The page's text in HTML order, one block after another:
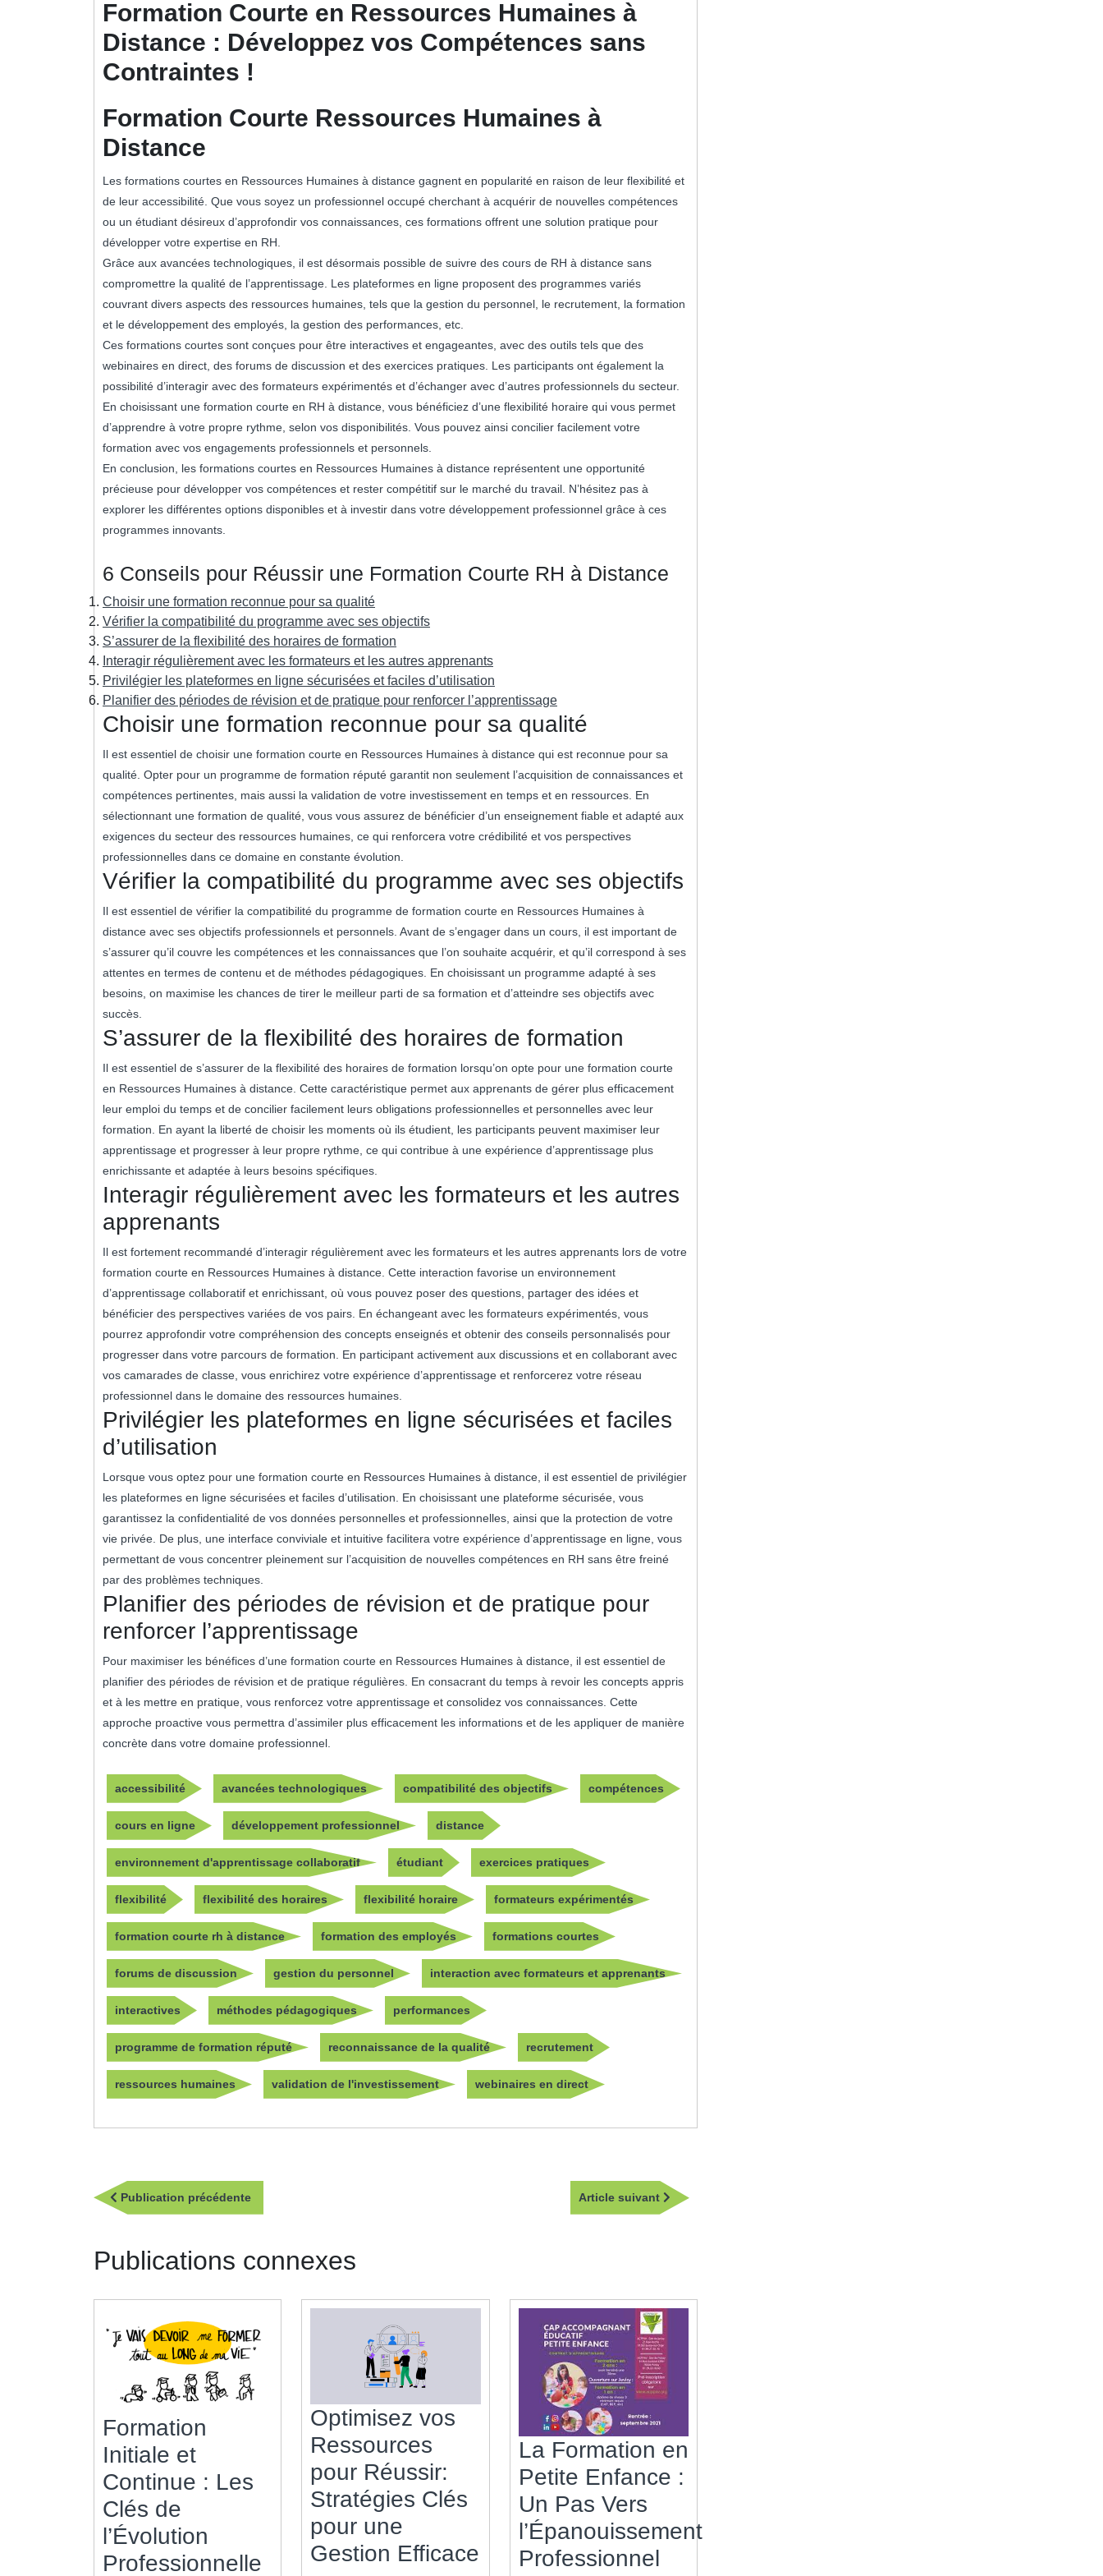
Formation Courte en Ressources Humaines à
Distance : Développez vos Compétences sans
Contraintes !
Formation Courte Ressources Humaines à
Distance
Les formations courtes en Ressources Humaines à distance gagnent en popularité en raison de leur flexibilité et
de leur accessibilité. Que vous soyez un professionnel occupé cherchant à acquérir de nouvelles compétences
ou un étudiant désireux d’approfondir vos connaissances, ces formations offrent une solution pratique pour
développer votre expertise en RH.
Grâce aux avancées technologiques, il est désormais possible de suivre des cours de RH à distance sans
compromettre la qualité de l’apprentissage. Les plateformes en ligne proposent des programmes variés
couvrant divers aspects des ressources humaines, tels que la gestion du personnel, le recrutement, la formation
et le développement des employés, la gestion des performances, etc.
Ces formations courtes sont conçues pour être interactives et engageantes, avec des outils tels que des
webinaires en direct, des forums de discussion et des exercices pratiques. Les participants ont également la
possibilité d’interagir avec des formateurs expérimentés et d’échanger avec d’autres professionnels du secteur.
En choisissant une formation courte en RH à distance, vous bénéficiez d’une flexibilité horaire qui vous permet
d’apprendre à votre propre rythme, selon vos disponibilités. Vous pouvez ainsi concilier facilement votre
formation avec vos engagements professionnels et personnels.
En conclusion, les formations courtes en Ressources Humaines à distance représentent une opportunité
précieuse pour développer vos compétences et rester compétitif sur le marché du travail. N’hésitez pas à
explorer les différentes options disponibles et à investir dans votre développement professionnel grâce à ces
programmes innovants.
6 Conseils pour Réussir une Formation Courte RH à Distance
Choisir une formation reconnue pour sa qualité
Vérifier la compatibilité du programme avec ses objectifs
S’assurer de la flexibilité des horaires de formation
Interagir régulièrement avec les formateurs et les autres apprenants
Privilégier les plateformes en ligne sécurisées et faciles d’utilisation
Planifier des périodes de révision et de pratique pour renforcer l’apprentissage
Choisir une formation reconnue pour sa qualité
Il est essentiel de choisir une formation courte en Ressources Humaines à distance qui est reconnue pour sa
qualité. Opter pour un programme de formation réputé garantit non seulement l’acquisition de connaissances et
compétences pertinentes, mais aussi la validation de votre investissement en temps et en ressources. En
sélectionnant une formation de qualité, vous vous assurez de bénéficier d’un enseignement fiable et adapté aux
exigences du secteur des ressources humaines, ce qui renforcera votre crédibilité et vos perspectives
professionnelles dans ce domaine en constante évolution.
Vérifier la compatibilité du programme avec ses objectifs
Il est essentiel de vérifier la compatibilité du programme de formation courte en Ressources Humaines à
distance avec ses objectifs professionnels et personnels. Avant de s’engager dans un cours, il est important de
s’assurer qu’il couvre les compétences et les connaissances que l’on souhaite acquérir, et qu’il correspond à ses
attentes en termes de contenu et de méthodes pédagogiques. En choisissant un programme adapté à ses
besoins, on maximise les chances de tirer le meilleur parti de sa formation et d’atteindre ses objectifs avec
succès.
S’assurer de la flexibilité des horaires de formation
Il est essentiel de s’assurer de la flexibilité des horaires de formation lorsqu’on opte pour une formation courte
en Ressources Humaines à distance. Cette caractéristique permet aux apprenants de gérer plus efficacement
leur emploi du temps et de concilier facilement leurs obligations professionnelles et personnelles avec leur
formation. En ayant la liberté de choisir les moments où ils étudient, les participants peuvent maximiser leur
apprentissage et progresser à leur propre rythme, ce qui contribue à une expérience d’apprentissage plus
enrichissante et adaptée à leurs besoins spécifiques.
Interagir régulièrement avec les formateurs et les autres
apprenants
Il est fortement recommandé d’interagir régulièrement avec les formateurs et les autres apprenants lors de votre
formation courte en Ressources Humaines à distance. Cette interaction favorise un environnement
d’apprentissage collaboratif et enrichissant, où vous pouvez poser des questions, partager des idées et
bénéficier des perspectives variées de vos pairs. En échangeant avec les formateurs expérimentés, vous
pourrez approfondir votre compréhension des concepts enseignés et obtenir des conseils personnalisés pour
progresser dans votre parcours de formation. En participant activement aux discussions et en collaborant avec
vos camarades de classe, vous enrichirez votre expérience d’apprentissage et renforcerez votre réseau
professionnel dans le domaine des ressources humaines.
Privilégier les plateformes en ligne sécurisées et faciles
d’utilisation
Lorsque vous optez pour une formation courte en Ressources Humaines à distance, il est essentiel de privilégier
les plateformes en ligne sécurisées et faciles d’utilisation. En choisissant une plateforme sécurisée, vous
garantissez la confidentialité de vos données personnelles et professionnelles, ainsi que la protection de votre
vie privée. De plus, une interface conviviale et intuitive facilitera votre expérience d’apprentissage en ligne, vous
permettant de vous concentrer pleinement sur l’acquisition de nouvelles compétences en RH sans être freiné
par des problèmes techniques.
Planifier des périodes de révision et de pratique pour
renforcer l’apprentissage
Pour maximiser les bénéfices d’une formation courte en Ressources Humaines à distance, il est essentiel de
planifier des périodes de révision et de pratique régulières. En consacrant du temps à revoir les concepts appris
et à les mettre en pratique, vous renforcez votre apprentissage et consolidez vos connaissances. Cette
approche proactive vous permettra d’assimiler plus efficacement les informations et de les appliquer de manière
concrète dans votre domaine professionnel.
accessibilité avancées technologiques compatibilité des objectifs compétences
cours en ligne développement professionnel distance
environnement d'apprentissage collaboratif étudiant exercices pratiques
flexibilité flexibilité des horaires flexibilité horaire formateurs expérimentés
formation courte rh à distance formation des employés formations courtes
forums de discussion gestion du personnel interaction avec formateurs et apprenants
interactives méthodes pédagogiques performances
programme de formation réputé reconnaissance de la qualité recrutement
ressources humaines validation de l'investissement webinaires en direct
Navigation
de
l’article
Publication précédentePublication
précédente
Article suivant
Article
Publications connexes
Formation
Initiale et
Continue : Les
Clés de
l’Évolution
Professionnelle Formation
Optimisez vos
Ressources
pour Réussir:
Stratégies Clés
pour une
Gestion Efficace Optimisez
La Formation en
Petite Enfance :
Un Pas Vers
l’Épanouissement
ProfessionnelLa